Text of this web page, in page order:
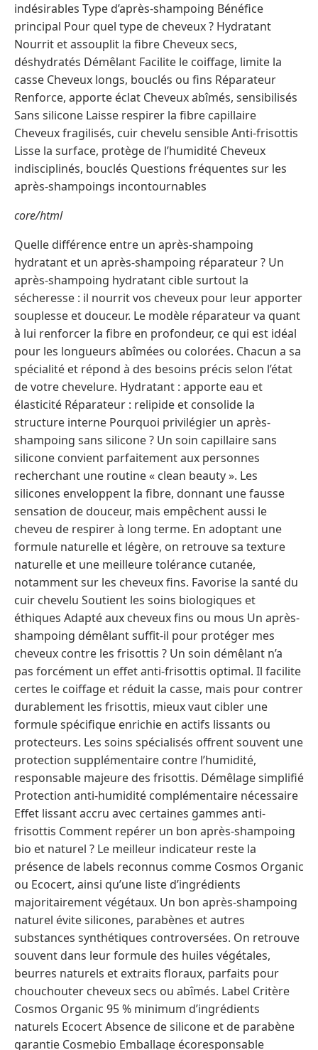
indésirables Type d’après-shampoing Bénéfice
principal Pour quel type de cheveux ? Hydratant
Nourrit et assouplit la fibre Cheveux secs,
déshydratés Démêlant Facilite le coiffage, limite la
casse Cheveux longs, bouclés ou fins Réparateur
Renforce, apporte éclat Cheveux abîmés, sensibilisés
Sans silicone Laisse respirer la fibre capillaire
Cheveux fragilisés, cuir chevelu sensible Anti-frisottis
Lisse la surface, protège de l’humidité Cheveux
indisciplinés, bouclés Questions fréquentes sur les
après-shampoings incontournables
core/html
Quelle différence entre un après-shampoing
hydratant et un après-shampoing réparateur ? Un
après-shampoing hydratant cible surtout la
sécheresse : il nourrit vos cheveux pour leur apporter
souplesse et douceur. Le modèle réparateur va quant
à lui renforcer la fibre en profondeur, ce qui est idéal
pour les longueurs abîmées ou colorées. Chacun a sa
spécialité et répond à des besoins précis selon l’état
de votre chevelure. Hydratant : apporte eau et
élasticité Réparateur : relipide et consolide la
structure interne Pourquoi privilégier un après-
shampoing sans silicone ? Un soin capillaire sans
silicone convient parfaitement aux personnes
recherchant une routine « clean beauty ». Les
silicones enveloppent la fibre, donnant une fausse
sensation de douceur, mais empêchent aussi le
cheveu de respirer à long terme. En adoptant une
formule naturelle et légère, on retrouve sa texture
naturelle et une meilleure tolérance cutanée,
notamment sur les cheveux fins. Favorise la santé du
cuir chevelu Soutient les soins biologiques et
éthiques Adapté aux cheveux fins ou mous Un après-
shampoing démêlant suffit-il pour protéger mes
cheveux contre les frisottis ? Un soin démêlant n’a
pas forcément un effet anti-frisottis optimal. Il facilite
certes le coiffage et réduit la casse, mais pour contrer
durablement les frisottis, mieux vaut cibler une
formule spécifique enrichie en actifs lissants ou
protecteurs. Les soins spécialisés offrent souvent une
protection supplémentaire contre l’humidité,
responsable majeure des frisottis. Démêlage simplifié
Protection anti-humidité complémentaire nécessaire
Effet lissant accru avec certaines gammes anti-
frisottis Comment repérer un bon après-shampoing
bio et naturel ? Le meilleur indicateur reste la
présence de labels reconnus comme Cosmos Organic
ou Ecocert, ainsi qu’une liste d’ingrédients
majoritairement végétaux. Un bon après-shampoing
naturel évite silicones, parabènes et autres
substances synthétiques controversées. On retrouve
souvent dans leur formule des huiles végétales,
beurres naturels et extraits floraux, parfaits pour
chouchouter cheveux secs ou abîmés. Label Critère
Cosmos Organic 95 % minimum d’ingrédients
naturels Ecocert Absence de silicone et de parabène
garantie Cosmebio Emballage écoresponsable